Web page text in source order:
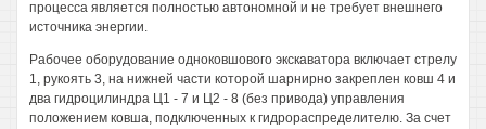
процесса является полностью автономной и не требует внешнего
источника энергии.
Рабочее оборудование одноковшового экскаватора включает стрелу
1, рукоять 3, на нижней части которой шарнирно закреплен ковш 4 и
два гидроцилиндра Ц1 - 7 и Ц2 - 8 (без привода) управления
положением ковша, подключенных к гидрораспределителю. За счет